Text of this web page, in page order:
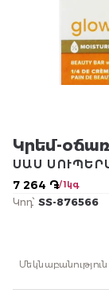
Կրեմ-
7 264 ֏/ 1կգ
ՍԱՍ
Կոդ՝ SS-876566
Մեկնաբանություն